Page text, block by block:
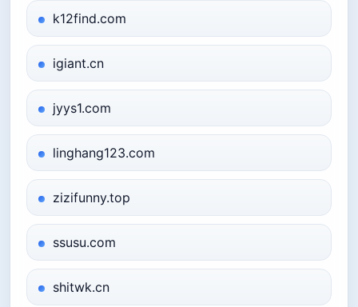
k12find.com
igiant.cn
jyys1.com
linghang123.com
zizifunny.top
ssusu.com
shitwk.cn